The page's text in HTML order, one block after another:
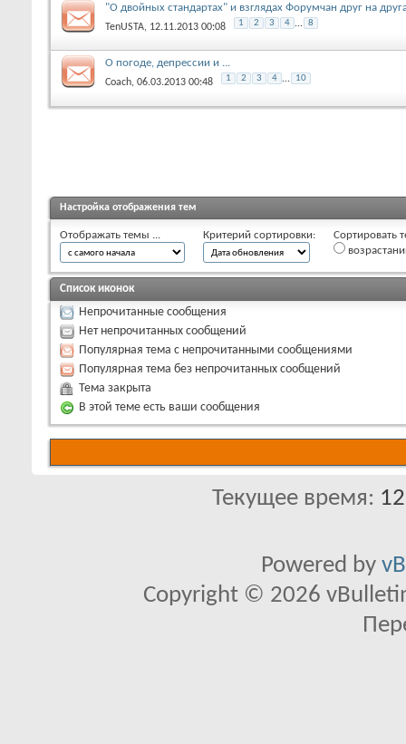
"О двойных стандартах" и взглядах Форумчан друг на
TenUSTA, 12.11.2013 00:08 1 2 3 4 ... 8
О погоде, депрессии и ...
Coach, 06.03.2013 00:48 1 2 3 4 ... 10
Настройка отображения тем
Отображать темы ... Критерий сортировки:
Сортировать
Список иконок
Непрочитанные сообщения
Нет непрочитанных сообщений
Популярная тема с непрочитанными сообщениями
Популярная тема без непрочитанных сообщений
Тема закрыта
В этой теме есть ваши сообщения
Текущее время:
Powered by
Copyright © 2026